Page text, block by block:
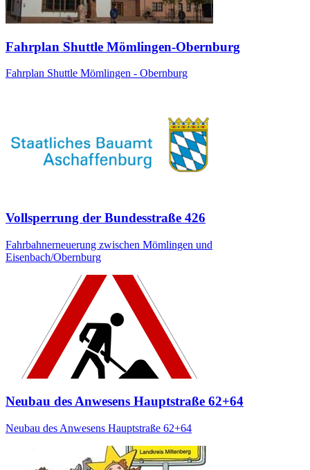
Fahrplan Shuttle Mömlingen-Obernburg
Fahrplan Shuttle Mömlingen - Obernburg
Vollsperrung der Bundesstraße 426
Fahrbahnerneuerung zwischen Mömlingen und
Eisenbach/Obernburg
Neubau des Anwesens Hauptstraße 62+64
Neubau des Anwesens Hauptstraße 62+64